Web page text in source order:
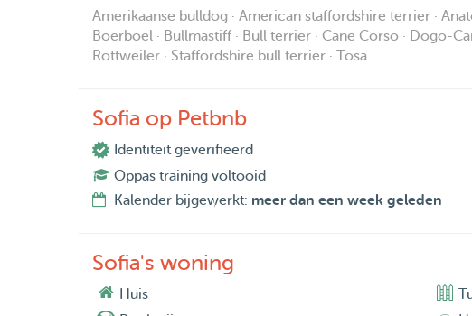
Amerikaanse bulldog · American staffordshire terrier ·
Boerboel · Bullmastiff · Bull terrier · Cane Corso · Dogo-
Rottweiler · Staffordshire bull terrier · Tosa
Sofia op Petbnb
Identiteit geverifieerd
Oppas training voltooid
Kalender bijgewerkt: meer dan een week geleden
Sofia's woning
Huis